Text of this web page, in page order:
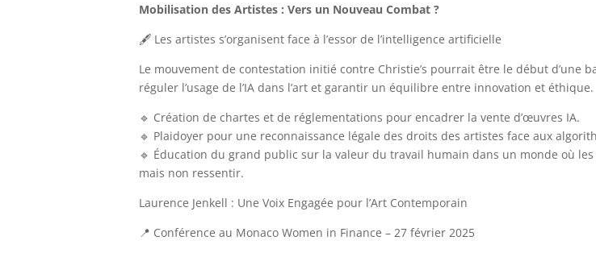
Mobilisation des Artistes : Vers un Nouveau Combat ?
🖋 Les artistes s’organisent face à l’essor de l’intelligence artificielle
Le mouvement de contestation initié contre Christie’s pourrait être le début d’une
réguler l’usage de l’IA dans l’art et garantir un équilibre entre innovation et éthique.
🔹 Création de chartes et de réglementations pour encadrer la vente d’œuvres IA.
🔹 Plaidoyer pour une reconnaissance légale des droits des artistes face aux
🔹 Éducation du grand public sur la valeur du travail humain dans un monde où
mais non ressentir.
Laurence Jenkell : Une Voix Engagée pour l’Art Contemporain
📍 Conférence au Monaco Women in Finance – 27 février 2025